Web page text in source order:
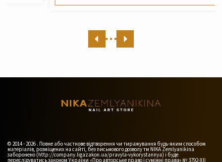
© 2014 - 2026 . Повне або часткове відтворення чи тиражування будь-яким способом
матеріалів, розміщених на сайті, без письмового дозволу тм NIKA Zemlyanikina
заборонено (http://company.ligazakon.ua/pravyla-vykorystannya) і буде
переслідуватись законом України «Про авторське право і суміжні права» № 3792-XII